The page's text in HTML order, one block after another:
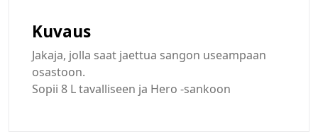
Kuvaus
Jakaja, jolla saat jaettua sangon useampaan
osastoon.
Sopii 8 L tavalliseen ja Hero -sankoon